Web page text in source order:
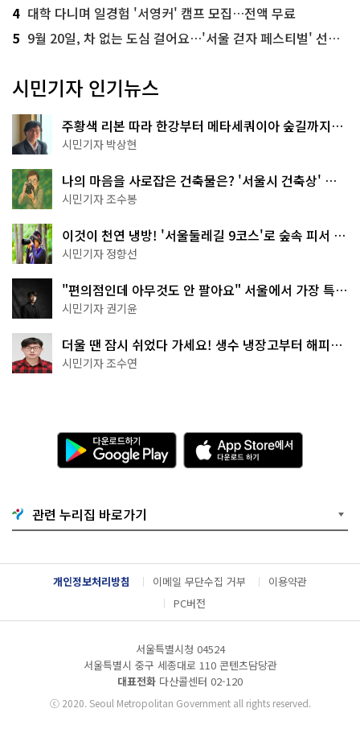
4 대학 다니며 일경험 '서영커' 캠프 모집…전액 무료
5 9월 20일, 차 없는 도심 걸어요…'서울 걷자 페스티벌' 선착순 5천명
시민기자 인기뉴스
주황색 리본 따라 한강부터 메타세쿼이아 숲길까지…
서울둘레길 15코스
시민기자 박상현
나의 마음을 사로잡은 건축물은? '서울시 건축상' 수
상작 공개!
시민기자 조수봉
이것이 천연 냉방! '서울둘레길 9코스'로 숲속 피서 떠
나볼까
시민기자 정향선
"편의점인데 아무것도 안 팔아요" 서울에서 가장 특별
한 편의점의 정체
시민기자 권기윤
더울 땐 잠시 쉬었다 가세요! 생수 냉장고부터 해피소
·무더위쉼터까지
시민기자 조수연
다
운
로
기
G
o
g
l
e
l
A
p
p
e
서
다
운
드
관련 누리집 바로가기
개인정보처리방침 이메일 무단수집 거부
이용약관
PC버전
서울특별시청 04524
서울특별시 중구 세종대로 110 콘텐츠담당관
대표전화 다산콜센터 02-120
ⓒ2020. Seoul Metropolitan Government all rights reserved.